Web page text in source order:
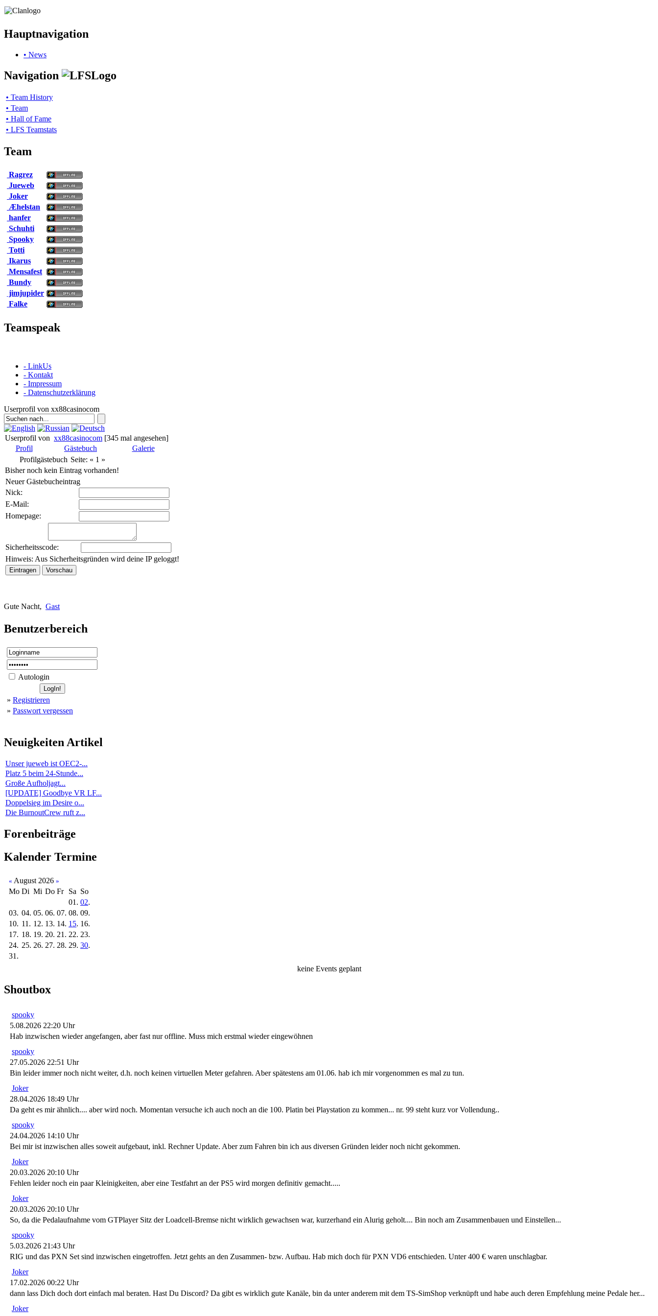
Hauptnavigation
• News
Navigation
• Team History
• Team
• Hall of Fame
• LFS Teamstats
Team
Ragrez
Jueweb
Joker
Æhelstan
hanfer
Schuhti
Spooky
Totti
Ikarus
Mensafest
Bundy
jimjupider
Falke
Teamspeak
- LinkUs
- Kontakt
- Impressum
- Datenschutzerklärung
Userprofil von xx88casinocom
Userprofil von xx88casinocom [345 mal angesehen]
Profil
Gästebuch
Galerie
Profilgästebuch Seite: « 1 »
Bisher noch kein Eintrag vorhanden!
Neuer Gästebucheintrag
Nick:
E-Mail:
Homepage:
Sicherheitsscode:
Hinweis: Aus Sicherheitsgründen wird deine IP geloggt!
Gute Nacht, Gast
Benutzerbereich
Autologin
» Registrieren
» Passwort vergessen
Neuigkeiten Artikel
Unser jueweb ist OEC2-...
Platz 5 beim 24-Stunde...
Große Aufholjagt...
[UPDATE] Goodbye VR LF...
Doppelsieg im Desire o...
Die BurnoutCrew ruft z...
Forenbeiträge
Kalender Termine
« August 2026 »
Mo Di Mi Do Fr Sa So
01. 02.
03. 04. 05. 06. 07. 08. 09.
10. 11. 12. 13. 14. 15. 16.
17. 18. 19. 20. 21. 22. 23.
24. 25. 26. 27. 28. 29. 30.
31.
keine Events geplant
Shoutbox
spooky
5.08.2026 22:20 Uhr
Hab inzwischen wieder angefangen, aber fast nur offline. Muss mich erstmal wieder eingewöhnen
spooky
27.05.2026 22:51 Uhr
Bin leider immer noch nicht weiter, d.h. noch keinen virtuellen Meter gefahren. Aber spätestens am 01.06. hab ich mir vorgenommen es mal zu tun.
Joker
28.04.2026 18:49 Uhr
Da geht es mir ähnlich.... aber wird noch. Momentan versuche ich auch noch an die 100. Platin bei Playstation zu kommen... nr. 99 steht kurz vor Vollendung..
spooky
24.04.2026 14:10 Uhr
Bei mir ist inzwischen alles soweit aufgebaut, inkl. Rechner Update. Aber zum Fahren bin ich aus diversen Gründen leider noch nicht gekommen.
Joker
20.03.2026 20:10 Uhr
Fehlen leider noch ein paar Kleinigkeiten, aber eine Testfahrt an der PS5 wird morgen definitiv gemacht.....
Joker
20.03.2026 20:10 Uhr
So, da die Pedalaufnahme vom GTPlayer Sitz der Loadcell-Bremse nicht wirklich gewachsen war, kurzerhand ein Alurig geholt.... Bin noch am Zusammenbauen und Einstellen...
spooky
5.03.2026 21:43 Uhr
RIG und das PXN Set sind inzwischen eingetroffen. Jetzt gehts an den Zusammen- bzw. Aufbau. Hab mich doch für PXN VD6 entschieden. Unter 400 € waren unschlagbar.
Joker
17.02.2026 00:22 Uhr
dann lass Dich doch dort einfach mal beraten. Hast Du Discord? Da gibt es wirklich gute Kanäle, bin da unter anderem mit dem TS-SimShop verknüpft und habe auch deren Empfehlung meine Pedale her...
Joker